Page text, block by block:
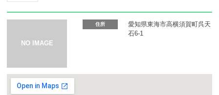
カーリース体験談
住所
愛知県東海市高横須賀町呉天
石6-1